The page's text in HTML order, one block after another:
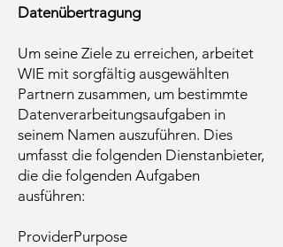
Datenübertragung
Um seine Ziele zu erreichen, arbeitet
WIE mit sorgfältig ausgewählten
Partnern zusammen, um bestimmte
Datenverarbeitungsaufgaben in
seinem Namen auszuführen. Dies
umfasst die folgenden Dienstanbieter,
die die folgenden Aufgaben
ausführen:
ProviderPurpose